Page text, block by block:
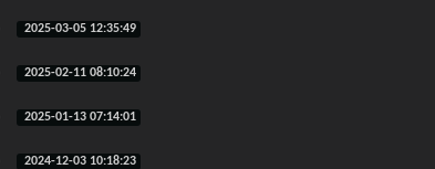
2025-03-05 12:35:49
2025-02-11 08:10:24
2025-01-13 07:14:01
2024-12-03 10:18:23